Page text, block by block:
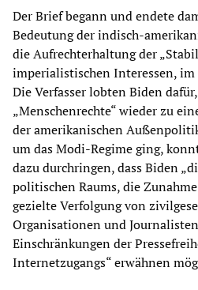
Der Brief begann und endete
Bedeutung der indisch-
die Aufrechterhaltung der
imperialistischen Interessen,
Die Verfasser lobten Biden
„Menschenrechte“ wieder zu
der amerikanischen
um das Modi-Regime ging,
dazu durchringen, dass Biden
politischen Raums, die
gezielte Verfolgung von
Organisationen und
Einschränkungen der
Internetzugangs“ erwähnen